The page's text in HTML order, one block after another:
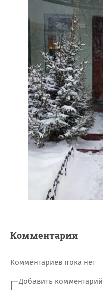
Комментарии
Комментариев пока нет
Добавить комментарий